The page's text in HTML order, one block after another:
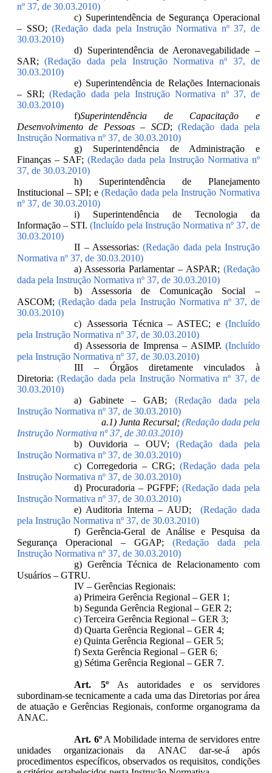
nº 37, de 30.03.2010)
c) Superintendência de Segurança Operacional
– SSO;(Redação dada pela Instrução Normativa nº 37, de
30.03.2010)
d) Superintendência de Aeronavegabilidade –
SAR;(Redação dada pela Instrução Normativa nº 37, de
30.03.2010)
e) Superintendência de Relações Internacionais
– SRI;(Redação dada pela Instrução Normativa nº 37, de
30.03.2010)
f)Superintendência de Capacitação e
Desenvolvimento de Pessoas – SCD;(Redação dada pela
Instrução Normativa nº 37, de 30.03.2010)
g) Superintendência de Administração e
Finanças – SAF; (Redação dada pela Instrução Normativa nº
37, de 30.03.2010)
h) Superintendência de Planejamento
Institucional – SPI; e (Redação dada pela Instrução Normativa
nº 37, de 30.03.2010)
i) Superintendência de Tecnologia da
Informação – STI. (Incluído pela Instrução Normativa nº 37, de
30.03.2010)
II – Assessorias:(Redação dada pela Instrução
Normativa nº 37, de 30.03.2010)
a) Assessoria Parlamentar – ASPAR; (Redação
dada pela Instrução Normativa nº 37, de 30.03.2010)
b) Assessoria de Comunicação Social –
ASCOM;(Redação dada pela Instrução Normativa nº 37, de
30.03.2010)
c) Assessoria Técnica – ASTEC; e (Incluído
pela Instrução Normativa nº 37, de 30.03.2010)
d) Assessoria de Imprensa – ASIMP. (Incluído
pela Instrução Normativa nº 37, de 30.03.2010)
III – Órgãos diretamente vinculados à
Diretoria:(Redação dada pela Instrução Normativa nº 37, de
30.03.2010)
a) Gabinete – GAB; (Redação dada pela
Instrução Normativa nº 37, de 30.03.2010)
a.1) Junta Recursal; (Redação dada pela
Instrução Normativa nº 37, de 30.03.2010)
b) Ouvidoria – OUV;(Redação dada pela
Instrução Normativa nº 37, de 30.03.2010)
c) Corregedoria – CRG; (Redação dada pela
Instrução Normativa nº 37, de 30.03.2010)
d) Procuradoria – PGFPF;(Redação dada pela
Instrução Normativa nº 37, de 30.03.2010)
e) Auditoria Interna – AUD;
(Redação dada
pela Instrução Normativa nº 37, de 30.03.2010)
f) Gerência-Geral de Análise e Pesquisa da
Segurança Operacional – GGAP; (Redação dada pela
Instrução Normativa nº 37, de 30.03.2010)
g) Gerência Técnica de Relacionamento com
Usuários – GTRU.
IV – Gerências Regionais:
a) Primeira Gerência Regional – GER 1;
b) Segunda Gerência Regional – GER 2;
c) Terceira Gerência Regional – GER 3;
d) Quarta Gerência Regional – GER 4;
e) Quinta Gerência Regional – GER 5;
f) Sexta Gerência Regional – GER 6;
g) Sétima Gerência Regional – GER 7.
Art. 5ºAs autoridades e os servidores
subordinam-se tecnicamente a cada uma das Diretorias por área
de atuação e Gerências Regionais, conforme organograma da
ANAC.
Art. 6ºA Mobilidade interna de servidores entre
unidades organizacionais da ANAC dar-se-á após
procedimentos específicos, observados os requisitos, condições